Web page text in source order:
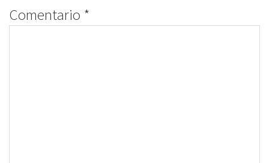
Comentario *